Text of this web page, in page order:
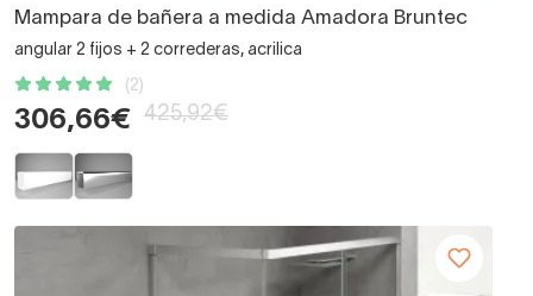
Mampara de bañera a medida Amadora Bruntec
angular 2 fijos + 2 correderas, acrilica
(2)
306,66€ 425,92€